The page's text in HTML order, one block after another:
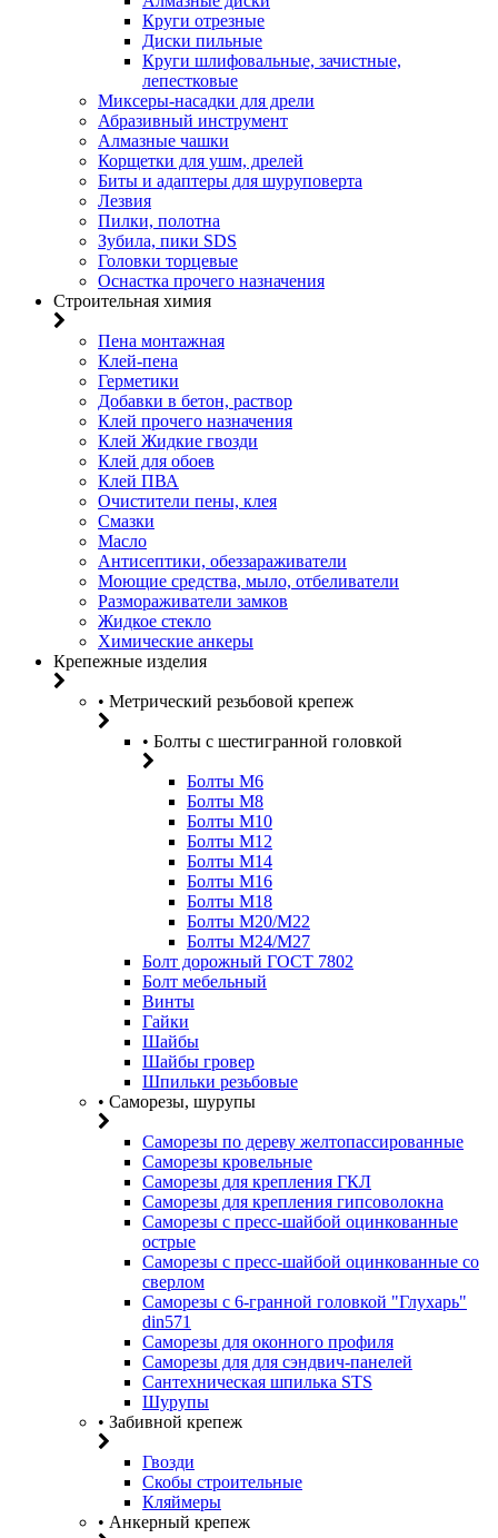
Круги отрезные
Диски пильные
Круги шлифовальные, зачистные,
лепестковые
Миксеры-насадки для дрели
Абразивный инструмент
Алмазные чашки
Корщетки для ушм, дрелей
Биты и адаптеры для шуруповерта
Лезвия
Пилки, полотна
Зубила, пики SDS
Головки торцевые
Оснастка прочего назначения
Строительная химия
Пена монтажная
Клей-пена
Герметики
Добавки в бетон, раствор
Клей прочего назначения
Клей Жидкие гвозди
Клей для обоев
Клей ПВА
Очистители пены, клея
Смазки
Масло
Антисептики, обеззараживатели
Моющие средства, мыло, отбеливатели
Размораживатели замков
Жидкое стекло
Химические анкеры
Крепежные изделия
• Метрический резьбовой крепеж
• Болты с шестигранной головкой
Болты М6
Болты М8
Болты М10
Болты М12
Болты М14
Болты М16
Болты М18
Болты М20/M22
Болты М24/М27
Болт дорожный ГОСТ 7802
Болт мебельный
Винты
Гайки
Шайбы
Шайбы гровер
Шпильки резьбовые
• Саморезы, шурупы
Саморезы по дереву желтопассированные
Саморезы кровельные
Саморезы для крепления ГКЛ
Саморезы для крепления гипсоволокна
Саморезы с пресс-шайбой оцинкованные
острые
Саморезы с пресс-шайбой оцинкованные со
сверлом
Саморезы с 6-гранной головкой "Глухарь"
din571
Саморезы для оконного профиля
Саморезы для для сэндвич-панелей
Сантехническая шпилька STS
Шурупы
• Забивной крепеж
Гвозди
Скобы строительные
Кляймеры
• Анкерный крепеж